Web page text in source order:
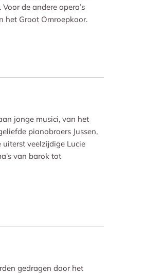
de andere opera’s
het Groot Omroepkoor.
jonge musici, van het
pianobroers Jussen,
veelzijdige Lucie
van barok tot
gedragen door het